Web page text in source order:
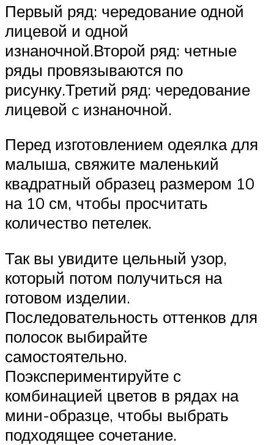
Первый ряд: чередование одной
лицевой и одной
изнаночной.Второй ряд: четные
ряды провязываются по
рисунку.Третий ряд: чередование
лицевой c изнаночной.
Перед изготовлением одеялка для
малыша, свяжите маленький
квадратный образец размером 10
на 10 см, чтобы просчитать
количество петелек.
Так вы увидите цельный узор,
который потом получиться на
готовом изделии.
Последовательность оттенков для
полосок выбирайте
самостоятельно.
Поэкспериментируйте с
комбинацией цветов в рядах на
мини-образце, чтобы выбрать
подходящее сочетание.